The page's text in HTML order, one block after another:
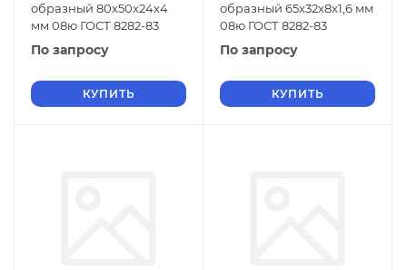
образный 80х50х24х4
мм 08ю ГОСТ 8282-83
По запросу
КУПИТЬ
образный 65х32х8х1,6 мм
08ю ГОСТ 8282-83
По запросу
КУПИТЬ